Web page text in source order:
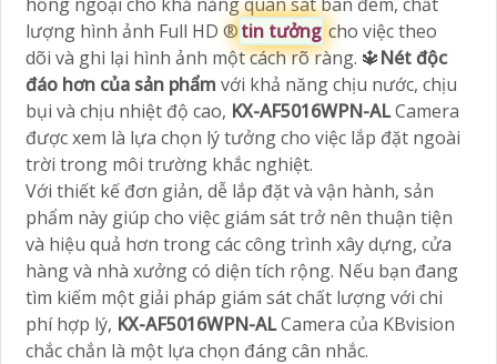
lượng hình ảnh Full HD ®️tin tưởng cho việc theo
dõi và ghi lại hình ảnh một cách rõ ràng. 🔱Nét độc
đáo hơn của sản phẩm với khả năng chịu nước, chịu
bụi và chịu nhiệt độ cao, KX-AF5016WPN-ALCamera
được xem là lựa chọn lý tưởng cho việc lắp đặt ngoài
trời trong môi trường khắc nghiệt.
Với thiết kế đơn giản, dễ lắp đặt và vận hành, sản
phẩm này giúp cho việc giám sát trở nên thuận tiện
và hiệu quả hơn trong các công trình xây dựng, cửa
hàng và nhà xưởng có diện tích rộng. Nếu bạn đang
tìm kiếm một giải pháp giám sát chất lượng với chi
phí hợp lý, KX-AF5016WPN-ALCamera của KBvision
chắc chắn là một lựa chọn đáng cân nhắc.